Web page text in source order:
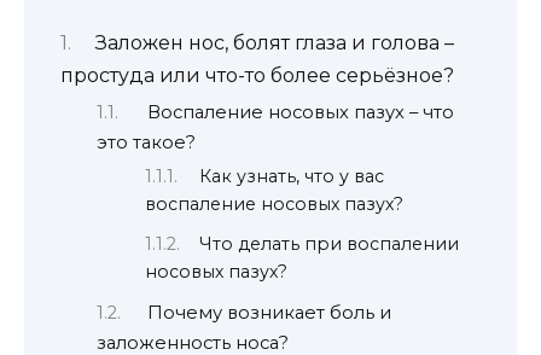
Заложен нос, болят глаза и голова –
простуда или что-то более серьёзное?
Воспаление носовых пазух – что
это такое?
Как узнать, что у вас
воспаление носовых пазух?
Что делать при воспалении
носовых пазух?
Почему возникает боль и
заложенность носа?